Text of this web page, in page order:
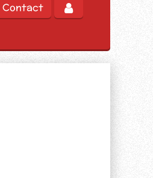
Contact